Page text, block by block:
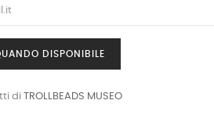
DISPONIBILE
di TROLLBEADS MUSEO